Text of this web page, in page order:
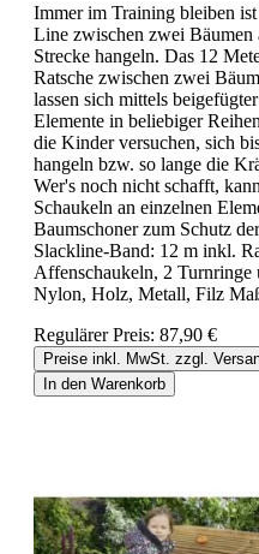
Immer im Training bleiben
Line zwischen zwei Bäumen
Strecke hangeln. Das 12
Ratsche zwischen zwei
lassen sich mittels
Elemente in beliebiger
die Kinder versuchen, sich
hangeln bzw. so lange die
Wer's noch nicht schafft,
Schaukeln an einzelnen
Baumschoner zum Schutz
Slackline-Band: 12 m inkl.
Affenschaukeln, 2
Nylon, Holz, Metall, Filz
Regulärer Preis: 87,90 €
Preise inkl. MwSt. zzgl.
In den Warenkorb